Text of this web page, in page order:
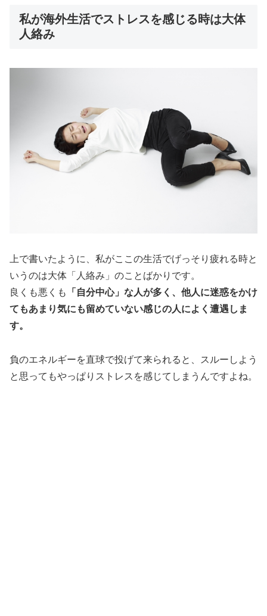
私が海外生活でストレスを感じる時は大体
人絡み
上で書いたように、私がここの生活でげっそり疲れる時と
いうのは大体「人絡み」のことばかりです。
良くも悪くも
「自分中心」な人が多く、他人に迷惑をかけ
てもあまり気にも留めていない感じの人によく遭遇しま
す。
負のエネルギーを直球で投げて来られると、スルーしよう
と思ってもやっぱりストレスを感じてしまう んですよね。